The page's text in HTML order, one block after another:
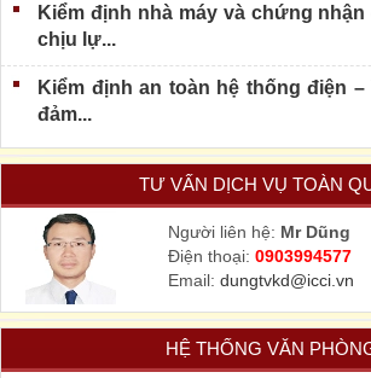
Kiểm định nhà máy và chứng nhận
chịu lự...
Kiểm định an toàn hệ thống điện
đảm...
TƯ VẤN DỊCH VỤ TOÀN
Người liên hệ: Mr Dũng
Điện thoại: 0903994577
Email: dungtvkd@icci.vn
HỆ THỐNG VĂN